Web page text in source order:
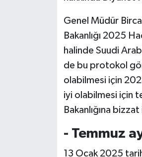
Genel Müdür
Bakanlığı 2025
halinde Suudi
de bu protokol
olabilmesi için
iyi olabilmesi için
Bakanlığına
- Temmuz
13 Ocak 2025
Bitlis Müftülüğü
Bolu Müftülüğü
Bursa Müftülüğü
Çankırı Müftülüğü
Makaleler
Duyurular
Bilim, Teknoloji